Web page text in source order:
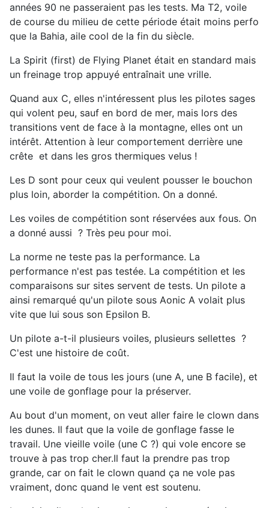
années 90 ne passeraient pas les tests. Ma T2, voile
de course du milieu de cette période était moins perfo
que la Bahia, aile cool de la fin du siècle.
La Spirit (first) de Flying Planet était en standard mais
un freinage trop appuyé entraînait une vrille.
Quand aux C, elles n'intéressent plus les pilotes sages
qui volent peu, sauf en bord de mer, mais lors des
transitions vent de face à la montagne, elles ont un
intérêt. Attention à leur comportement derrière une
crête et dans les gros thermiques velus !
Les D sont pour ceux qui veulent pousser le bouchon
plus loin, aborder la compétition. On a donné.
Les voiles de compétition sont réservées aux fous. On
a donné aussi ? Très peu pour moi.
La norme ne teste pas la performance. La
performance n'est pas testée. La compétition et les
comparaisons sur sites servent de tests. Un pilote a
ainsi remarqué qu'un pilote sous Aonic A volait plus
vite que lui sous son Epsilon B.
Un pilote a-t-il plusieurs voiles, plusieurs sellettes ?
C'est une histoire de coût.
Il faut la voile de tous les jours (une A, une B facile), et
une voile de gonflage pour la préserver.
Au bout d'un moment, on veut aller faire le clown dans
les dunes. Il faut que la voile de gonflage fasse le
travail. Une vieille voile (une C ?) qui vole encore se
trouve à pas trop cher.Il faut la prendre pas trop
grande, car on fait le clown quand ça ne vole pas
vraiment, donc quand le vent est soutenu.